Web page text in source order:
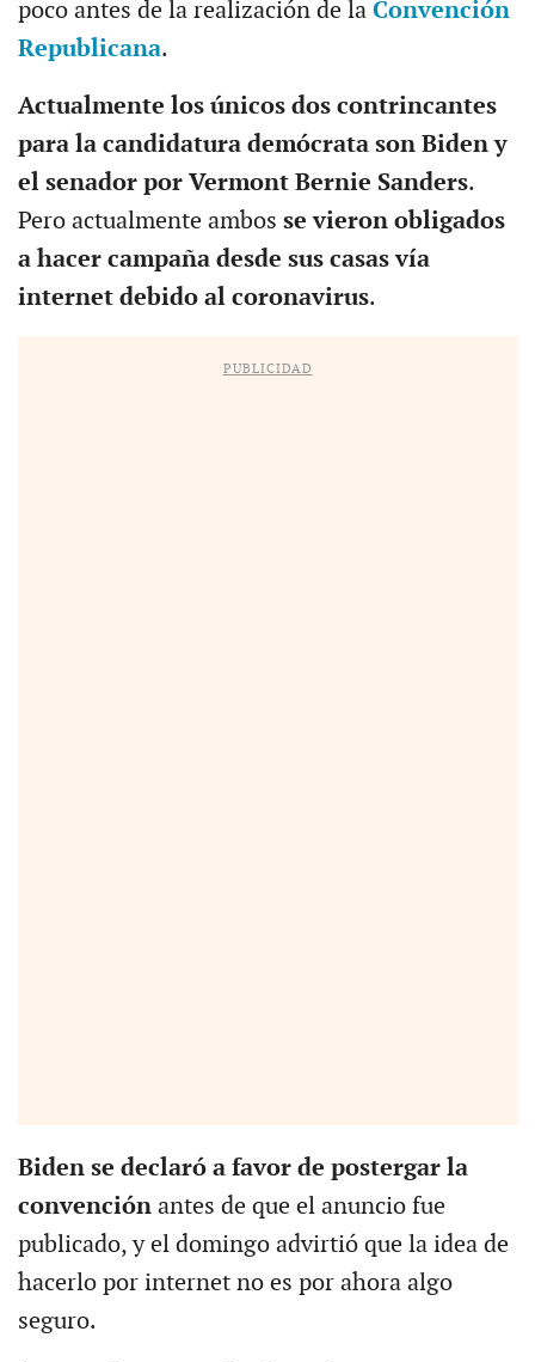
poco antes de la realización de la Convención
Republicana.
Actualmente los únicos dos contrincantes
para la candidatura demócrata son Biden y
el senador por Vermont Bernie Sanders.
Pero actualmente ambos se vieron obligados
a hacer campaña desde sus casas vía
internet debido al coronavirus.
PUBLICIDAD
Biden se declaró a favor de postergar la
convenciónantes de que el anuncio fue
publicado, y el domingo advirtió que la idea de
hacerlo por internet no es por ahora algo
seguro.